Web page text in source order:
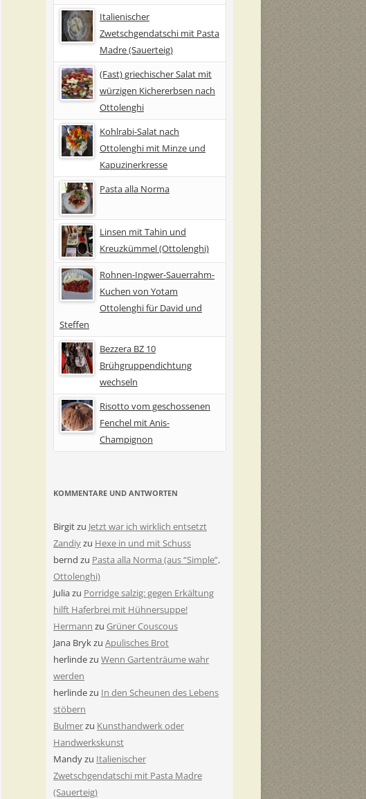
Italienischer
Zwetschgendatschi mit Pasta
Madre (Sauerteig)
(Fast) griechischer Salat mit
würzigen Kichererbsen nach
Ottolenghi
Kohlrabi-Salat nach
Ottolenghi mit Minze und
Kapuzinerkresse
Pasta alla Norma
Linsen mit Tahin und
Kreuzkümmel (Ottolenghi)
Rohnen-Ingwer-Sauerrahm-
Kuchen von Yotam
Ottolenghi für David und
Steffen
Bezzera BZ 10
Brühgruppendichtung
wechseln
Risotto vom geschossenen
Fenchel mit Anis-
Champignon
KOMMENTARE UND ANTWORTEN
Birgitzu Jetzt war ich wirklich entsetzt
Zandiyzu Hexe in und mit Schuss
bernd zu Pasta alla Norma (aus “Simple”,
Ottolenghi)
Juliazu Porridge salzig: gegen Erkältung
hilft Haferbrei mit Hühnersuppe!
Hermann zu Grüner Couscous
Jana Brykzu Apulisches Brot
herlindezu Wenn Gartenträume wahr
werden
herlindezu In den Scheunen des Lebens
stöbern
Bulmerzu Kunsthandwerk oder
Handwerkskunst
Mandyzu Italienischer
Zwetschgendatschi mit Pasta Madre
(Sauerteig)